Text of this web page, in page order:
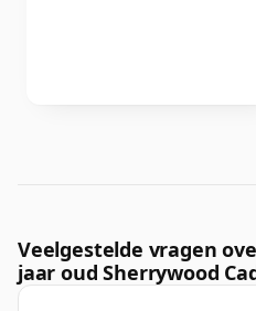
Veelgestelde vragen
jaar oud Sherrywood